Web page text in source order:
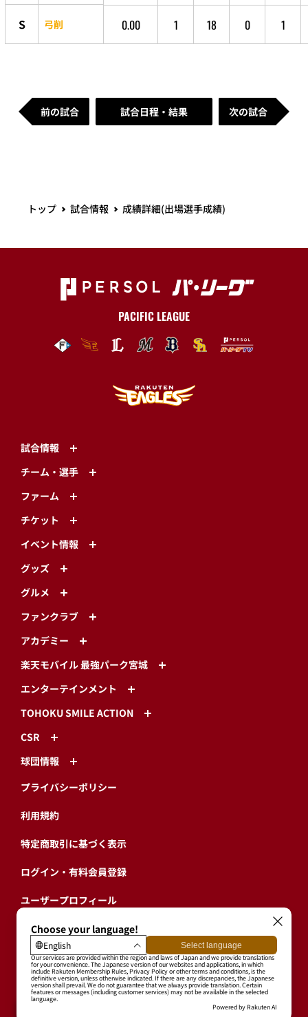
S 弓削 0.00 1 18 0 1
前の試合 試合日程・結果 次の試合
トップ 試合情報 成績詳細(出場選手成績)
PACIFIC LEAGUE
試合情報
チーム・選手
ファーム
チケット
イベント情報
グッズ
グルメ
ファンクラブ
アカデミー
楽天モバイル 最強パーク宮城
エンターテインメント
TOHOKU SMILE ACTION
CSR
球団情報
プライバシーポリシー
利用規約
特定商取引に基づく表示
ログイン・有料会員登録
ユーザープロフィール
会員情報引継ぎ
退会